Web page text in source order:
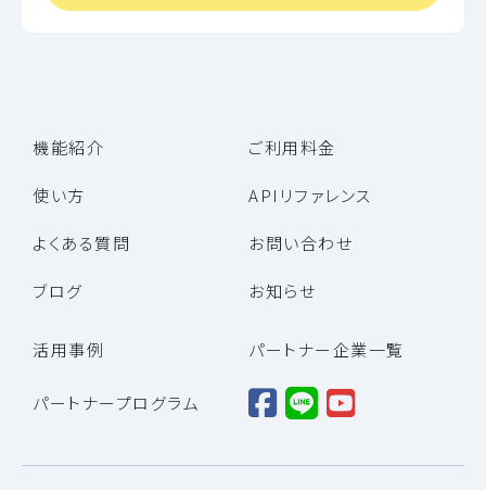
機能紹介
使い方
よくある質問
ブログ
ご利用料金
APIリファレンス
お問い合わせ
お知らせ
活用事例 パートナー企業一覧
パートナープログラム